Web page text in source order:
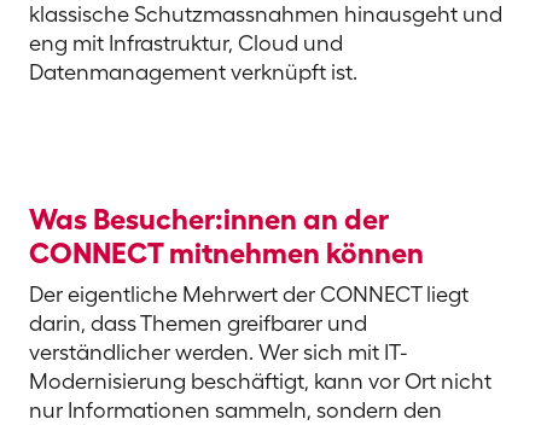
klassische Schutzmassnahmen hinausgeht und
eng mit Infrastruktur, Cloud und
Datenmanagement verknüpft ist.
Was Besucher:innen an der
CONNECT mitnehmen können
Der eigentliche Mehrwert der CONNECT liegt
darin, dass Themen greifbarer und
verständlicher werden. Wer sich mit IT-
Modernisierung beschäftigt, kann vor Ort nicht
nur Informationen sammeln, sondern den